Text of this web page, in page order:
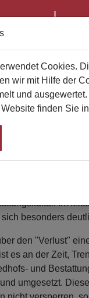
News News
des WEKA-
im
Im
besonders
den "Verlust"
es an der Zeit,
und
umgesetzt.
Cookies.
wir mit Hilfe der
und
finden Sie